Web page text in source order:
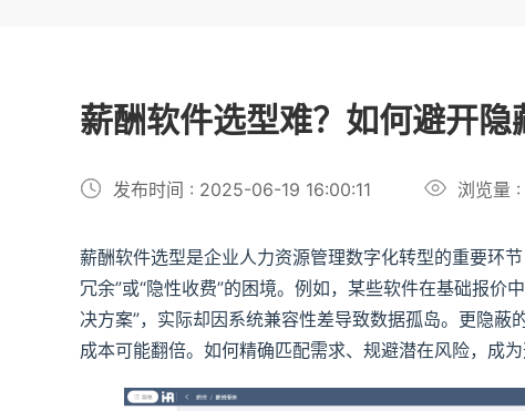
薪酬软件选型难？如何避开隐
发布时间 : 2025-06-19 16:00:11 浏览量 :
薪酬软件选型是企业人力资源管理数字化转型的重要环
冗余”或“隐性收费”的困境。例如，某些软件在基础报
决方案”，实际却因系统兼容性差导致数据孤岛。更隐
成本可能翻倍。如何精确匹配需求、规避潜在风险，成为